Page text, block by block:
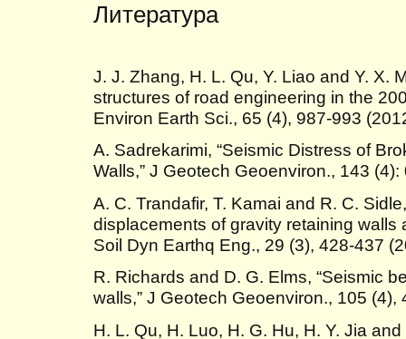
Литература
J. J. Zhang, H. L. Qu, Y. Liao and Y. X.
structures of road engineering in the
Environ Earth Sci., 65 (4), 987-993
A. Sadrekarimi, “Seismic Distress of
Walls,” J Geotech Geoenviron., 143
A. C. Trandafir, T. Kamai and R. C.
displacements of gravity retaining walls
Soil Dyn Earthq Eng., 29 (3), 428-437
R. Richards and D. G. Elms, “Seismic
walls,” J Geotech Geoenviron., 105 (4),
H. L. Qu, H. Luo, H. G. Hu, H. Y. Jia